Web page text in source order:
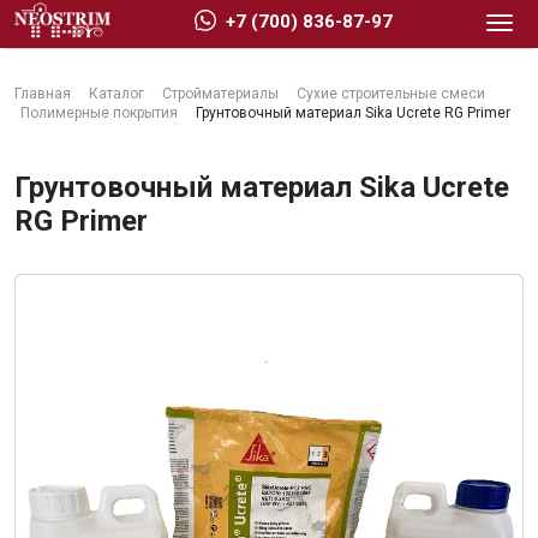
Главная Каталог Стройматериалы
Сухие строительные смеси
Полимерные покрытия
Грунтовочный материал Sika Ucrete RG Primer
Грунтовочный материал Sika Ucrete
RG Primer
+7 (700) 836-87-97
Стройматериалы
Изоляционные материалы